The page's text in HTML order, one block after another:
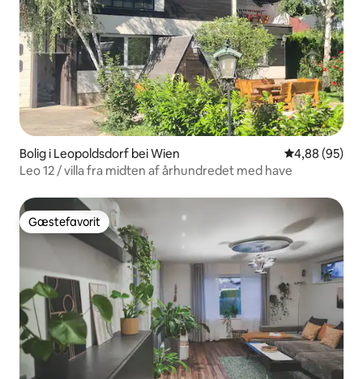
Bolig i Leopoldsdorf bei Wien 4,88 ud af 5 i
4,88 (95)
Leo 12 / villa fra midten af århundredet med have
Gæstefavorit
Gæstefavorit